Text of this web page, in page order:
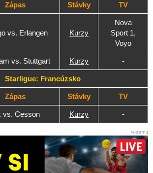
Zápas Stávky TV
vs. Erlangen Kurzy
Nova
Sport 1,
Voyo
vs. Stuttgart Kurzy -
Starligue: Francúzsko
Zápas Stávky TV
vs. Cesson Kurzy -